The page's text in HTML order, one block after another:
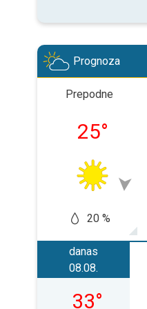
Prognoza
Prepodne
25°
20 %
danas
subota, 08. 08.
08.08.
33°